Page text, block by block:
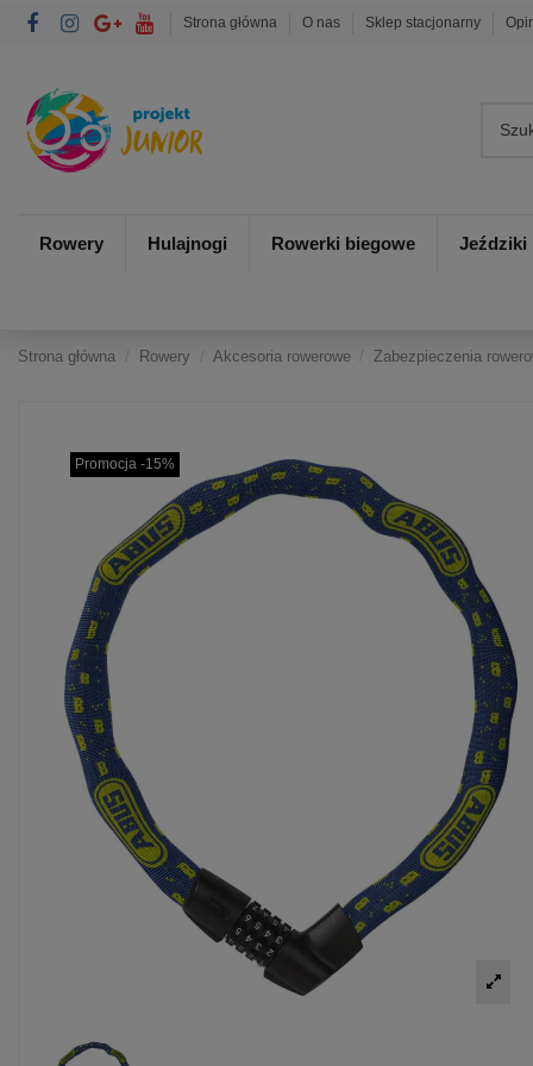
Strona główna O nas Sklep stacjonarny
Rowery Hulajnogi Rowerki biegowe Jeździki
Strona główna Rowery Akcesoria rowerowe Zabezpieczenia
Promocja -15%